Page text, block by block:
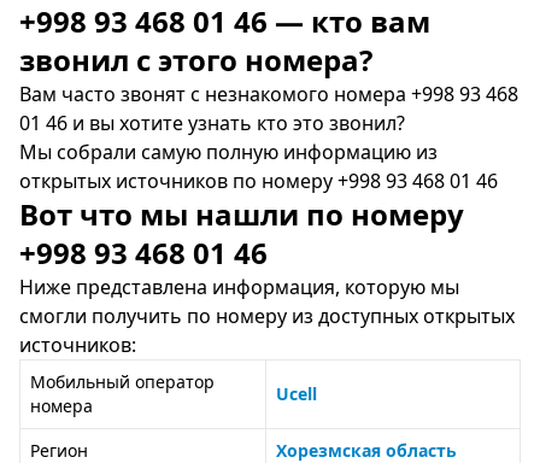
+998 93 468 01 46 — кто вам
звонил c этого номера?
Вам часто звонят с незнакомого номера +998 93 468
01 46 и вы хотите узнать кто это звонил?
Мы собрали самую полную информацию из
открытых источников по номеру +998 93 468 01 46
Вот что мы нашли по номеру
+998 93 468 01 46
Ниже представлена информация, которую мы
смогли получить по номеру из доступных открытых
источников:
Мобильный оператор
номера
Ucell
Регион
Хорезмская область